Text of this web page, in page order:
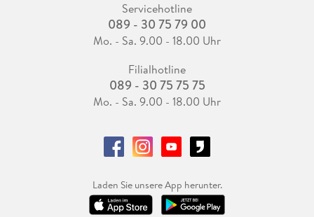
Servicehotline
089 - 30 75 79 00
Mo. - Sa. 9.00 - 18.00 Uhr
Filialhotline
089 - 30 75 75 75
Mo. - Sa. 9.00 - 18.00 Uhr
Laden Sie unsere App herunter.